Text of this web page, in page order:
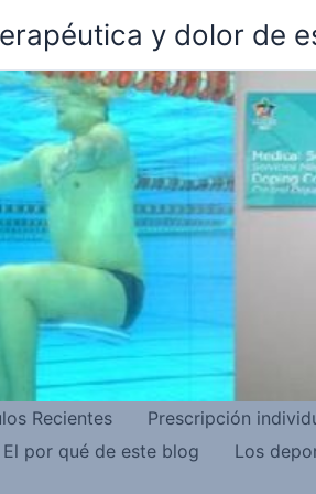
y dolor de
Recientes
Prescripción
El por qué de este blog
Los